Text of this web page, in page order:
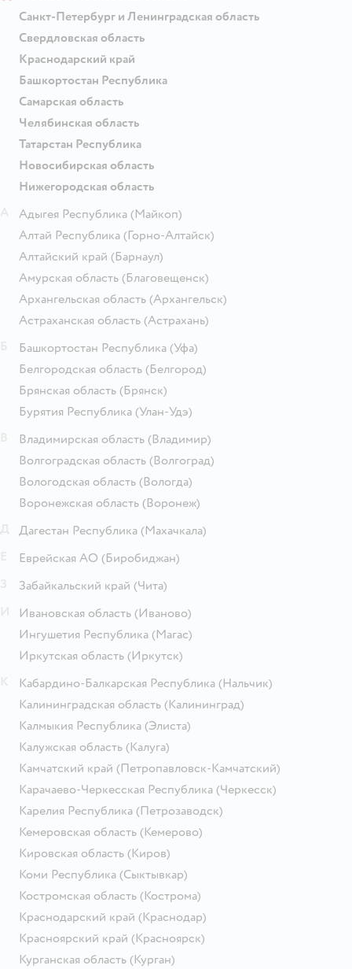
Санкт-Петербург и Ленинградская область
Свердловская область
Краснодарский край
Башкортостан Республика
Самарская область
Челябинская область
Татарстан Республика
Новосибирская область
Нижегородская область
Адыгея Республика (Майкоп)
Алтай Республика (Горно-Алтайск)
Алтайский край (Барнаул)
Амурская область (Благовещенск)
Архангельская область (Архангельск)
Астраханская область (Астрахань)
Башкортостан Республика (Уфа)
Белгородская область (Белгород)
Брянская область (Брянск)
Бурятия Республика (Улан-Удэ)
Владимирская область (Владимир)
Волгоградская область (Волгоград)
Вологодская область (Вологда)
Воронежская область (Воронеж)
Дагестан Республика (Махачкала)
Еврейская АО (Биробиджан)
Забайкальский край (Чита)
Ивановская область (Иваново)
Ингушетия Республика (Магас)
Иркутская область (Иркутск)
Кабардино-Балкарская Республика (Нальчик)
Калининградская область (Калининград)
Калмыкия Республика (Элиста)
Калужская область (Калуга)
Камчатский край (Петропавловск-Камчатский)
Карачаево-Черкесская Республика (Черкесск)
Карелия Республика (Петрозаводск)
Кемеровская область (Кемерово)
Кировская область (Киров)
Коми Республика (Сыктывкар)
Костромская область (Кострома)
Краснодарский край (Краснодар)
Красноярский край (Красноярск)
Курганская область (Курган)